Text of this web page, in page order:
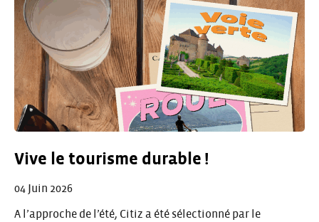
Vive le tourisme durable !
04 Juin 2026
A l’approche de l’été, Citiz a été sélectionné par le